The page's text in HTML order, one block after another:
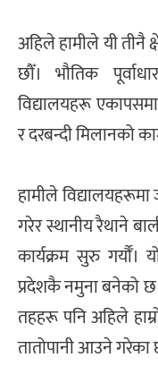
अहिले हामीले यी तीनै
छौँ। भौतिक
विद्यालयहरू
र दरबन्दी मिलानको
हामीले
गरेर स्थानीय रैथाने
कार्यक्रम सुरु गर्यौँ।
प्रदेशकै नमुना बनेको
तहहरू पनि अहिले
तातोपानी आउने गरेका